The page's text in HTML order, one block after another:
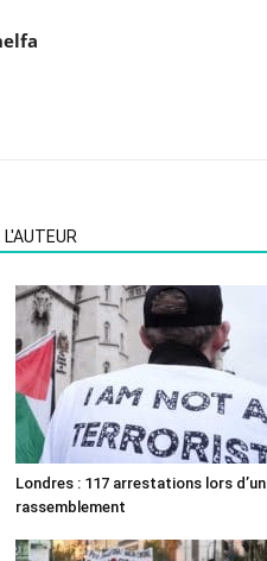
L'AUTEUR
Londres : 117 arrestations lors d’un
rassemblement